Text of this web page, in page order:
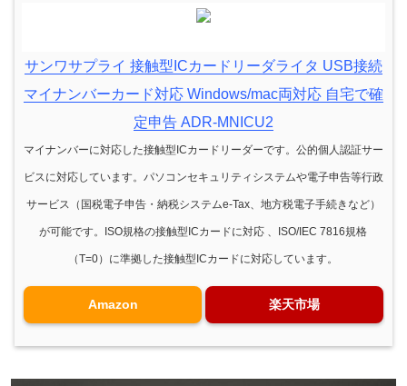
サンワサプライ 接触型ICカードリーダライタ USB接続
マイナンバーカード対応 Windows/mac両対応 自宅で確
定申告 ADR-MNICU2
マイナンバーに対応した接触型ICカードリーダーです。公的個人認証サー
ビスに対応しています。パソコンセキュリティシステムや電子申告等行政
サービス（国税電子申告・納税システムe-Tax、地方税電子手続きなど）
が可能です。ISO規格の接触型ICカードに対応 、ISO/IEC 7816規格
（T=0）に準拠した接触型ICカードに対応しています。
Amazon 楽天市場